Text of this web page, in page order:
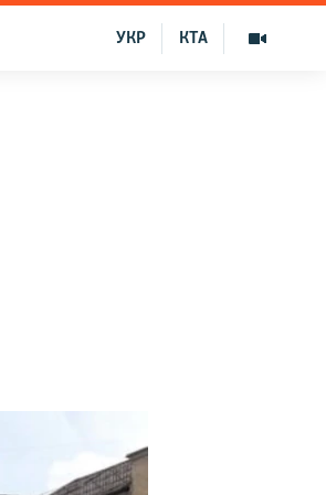
КТА
УКР